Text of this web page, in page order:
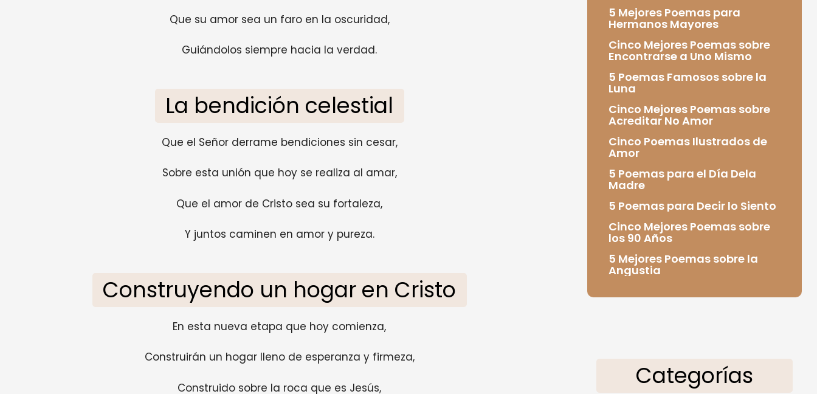
Que su amor sea un faro en la oscuridad,
Guiándolos siempre hacia la verdad.
La bendición celestial
Que el Señor derrame bendiciones sin cesar,
Sobre esta unión que hoy se realiza al amar,
Que el amor de Cristo sea su fortaleza,
Y juntos caminen en amor y pureza.
Construyendo un hogar en Cristo
En esta nueva etapa que hoy comienza,
Construirán un hogar lleno de esperanza y firmeza,
Construido sobre la roca que es Jesús,
5 Mejores Poemas para
Hermanos Mayores
Cinco Mejores Poemas sobre
Encontrarse a Uno Mismo
5 Poemas Famosos sobre la
Luna
Cinco Mejores Poemas sobre
Acreditar No Amor
Cinco Poemas Ilustrados de
Amor
5 Poemas para el Día Dela
Madre
5 Poemas para Decir lo Siento
Cinco Mejores Poemas sobre
los 90 Años
5 Mejores Poemas sobre la
Angustia
Categorías